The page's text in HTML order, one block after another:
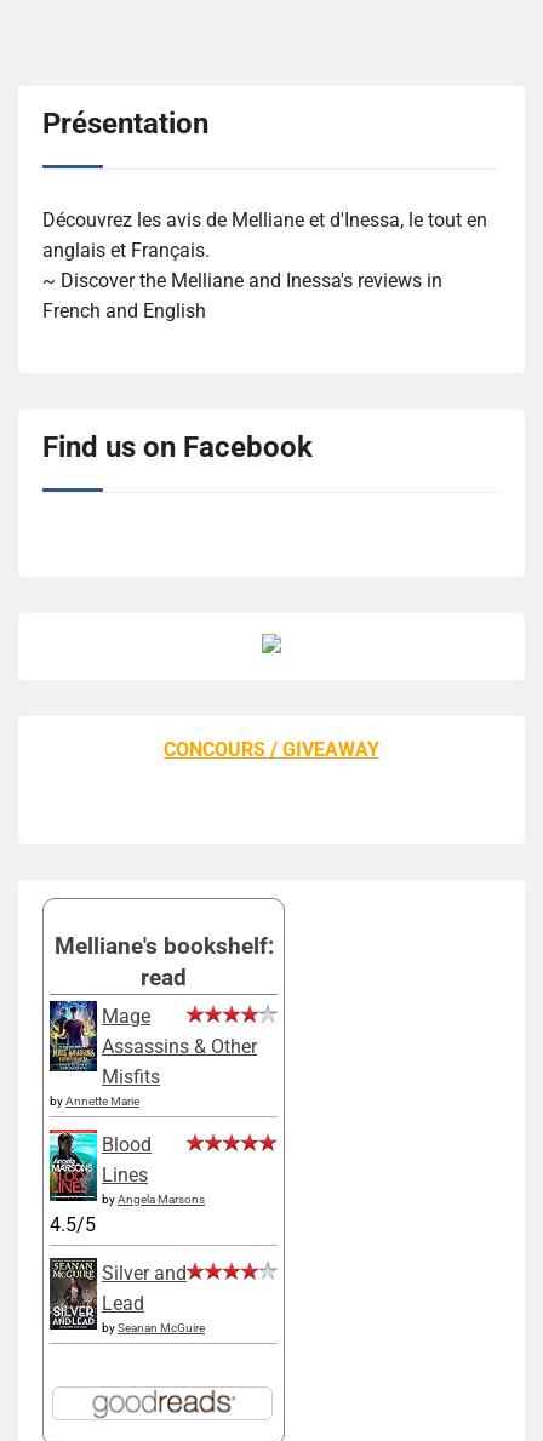
Présentation
Découvrez les avis de Melliane et d'Inessa, le tout en
anglais et Français.
~ Discover the Melliane and Inessa's reviews in
French and English
Find us on Facebook
CONCOURS / GIVEAWAY
Melliane's bookshelf:
read
Mage
Assassins & Other
Misfits
byAnnette Marie
Blood
Lines
byAngela Marsons
4.5/5
Silver and
Lead
bySeanan McGuire